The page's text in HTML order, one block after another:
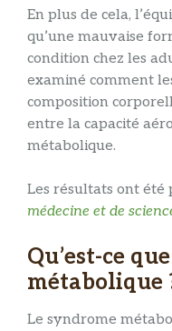
En plus de cela,
qu’une mauvaise
condition chez les
examiné comment
composition
entre la capacité
métabolique.
Les résultats ont été
médecine et de
Qu’est-ce
métabolique
Le syndrome